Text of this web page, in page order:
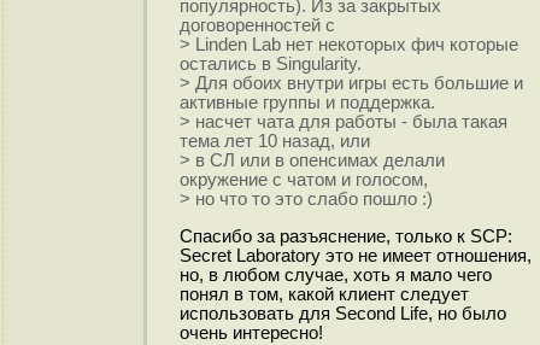
популярность). Из за закрытых
договоренностей с
> Linden Lab нет некоторых фич которые
остались в Singularity.
> Для обоих внутри игры есть большие и
активные группы и поддержка.
> насчет чата для работы - была такая
тема лет 10 назад, или
> в СЛ или в опенсимах делали
окружение с чатом и голосом,
> но что то это слабо пошло :)
Спасибо за разъяснение, только к SCP:
Secret Laboratory это не имеет отношения,
но, в любом случае, хоть я мало чего
понял в том, какой клиент следует
использовать для Second Life, но было
очень интересно!